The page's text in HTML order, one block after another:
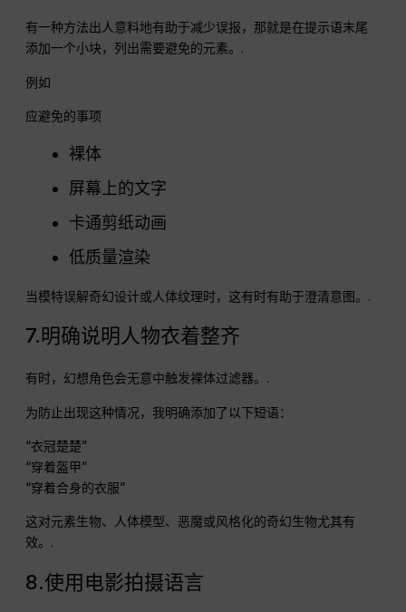
有一种方法出人意料地有助于减少误报，那就是在提示语末尾
添加一个小块，列出需要避免的元素。.
例如
应避免的事项
裸体
屏幕上的文字
卡通剪纸动画
低质量渲染
当模特误解奇幻设计或人体纹理时，这有时有助于澄清意图。.
7.明确说明人物衣着整齐
有时，幻想角色会无意中触发裸体过滤器。.
为防止出现这种情况，我明确添加了以下短语：
“衣冠楚楚”
“穿着盔甲”
“穿着合身的衣服”
这对元素生物、人体模型、恶魔或风格化的奇幻生物尤其有
效。.
8.使用电影拍摄语言